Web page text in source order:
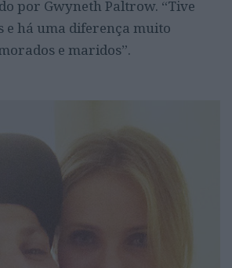
por Gwyneth Paltrow. “Tive
e há uma diferença muito
e maridos”.